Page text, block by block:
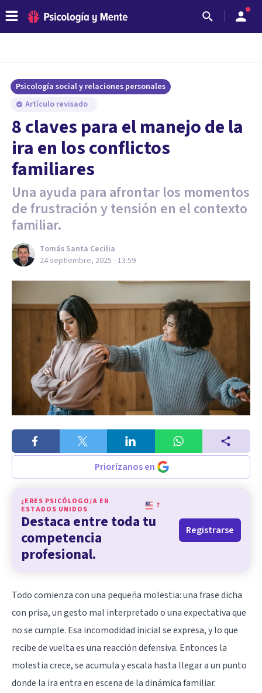
Psicología social y relaciones personales
Artículo revisado
8 claves para el manejo de la
ira en los conflictos
familiares
Una ayuda para afrontar los momentos
de frustración y tensión en el contexto
familiar.
Tomás Santa Cecilia
24 septiembre, 2025 - 13:59
Priorízanos en
¿ERES PSICÓLOGO/A EN
ESTADOS UNIDOS
?
Destaca entre toda tu
competencia
profesional.
Registrarse
Todo comienza con una pequeña molestia: una frase dicha
con prisa, un gesto mal interpretado o una expectativa que
no se cumple. Esa incomodidad inicial se expresa, y lo que
recibe de vuelta es una reacción defensiva. Entonces la
molestia crece, se acumula y escala hasta llegar a un punto
donde la ira entra en escena de la dinámica familiar.